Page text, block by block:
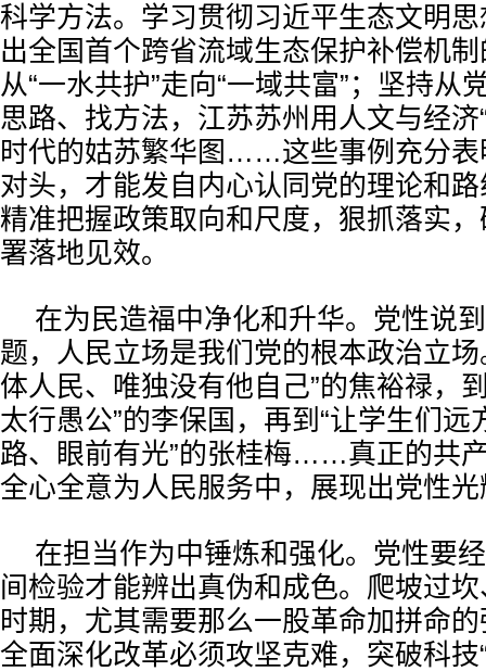
科学方法。学习贯彻习近平生态文明
出全国首个跨省流域生态保护补偿机制
从“一水共护”走向“一域共富”；坚持从
思路、找方法，江苏苏州用人文与经济
时代的姑苏繁华图……这些事例充分表
对头，才能发自内心认同党的理论和
精准把握政策取向和尺度，狠抓落实
署落地见效。
在为民造福中净化和升华。党性说
题，人民立场是我们党的根本政治立场
体人民、唯独没有他自己”的焦裕禄，
太行愚公”的李保国，再到“让学生们远
路、眼前有光”的张桂梅……真正的共
全心全意为人民服务中，展现出党性
在担当作为中锤炼和强化。党性要
间检验才能辨出真伪和成色。爬坡过
时期，尤其需要那么一股革命加拼命
全面深化改革必须攻坚克难，突破科技